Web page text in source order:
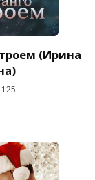
(Ирина
125